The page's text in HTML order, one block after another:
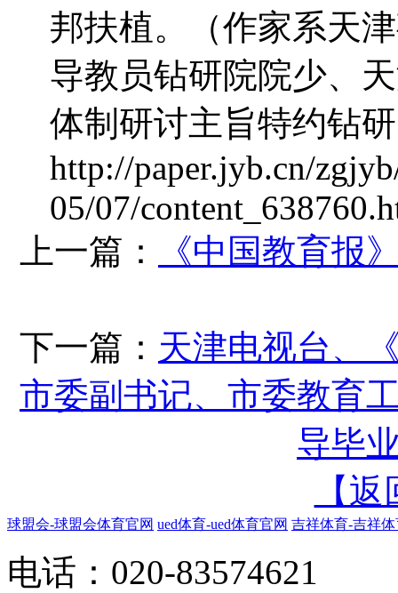
邦扶植。（作家系天
导教员钻研院院少、
体制研讨主旨特约钻
http://paper.jyb.cn/
05/07/
上一篇：
《中国教育报
下一篇： 天津电视台、
市委副书记、市委教育
导毕
【
球盟会-球盟会体育官网 ued体育-ued体育官网 吉祥体育-吉祥
电话：020-83574621